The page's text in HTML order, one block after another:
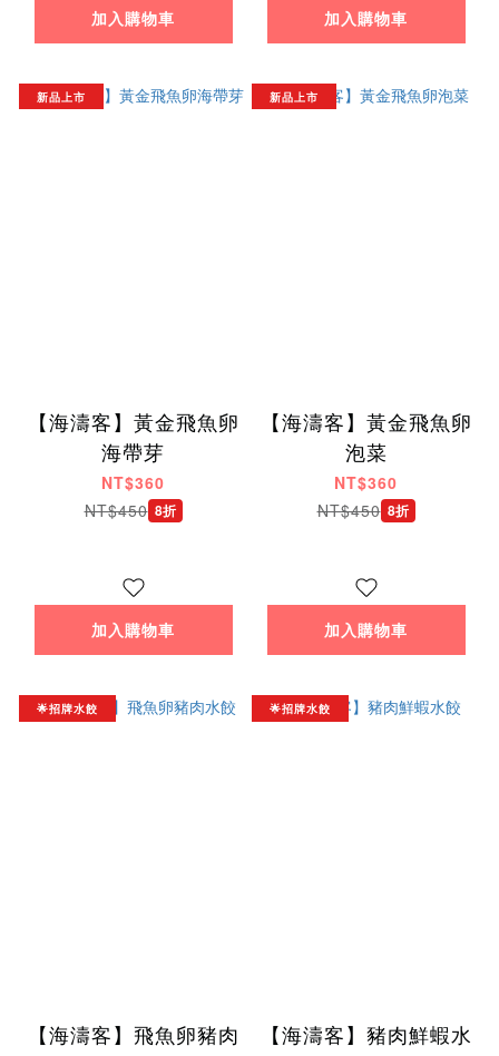
加入購物車 加入購物車
新品上市
【海濤客】黃金飛魚卵
海帶芽
NT$360
NT$450 8折
加入購物車
新品上市
【海濤客】黃金飛魚卵
泡菜
NT$360
NT$450 8折
加入購物車
🌟招牌水餃
【海濤客】飛魚卵豬肉
🌟招牌水餃
【海濤客】豬肉鮮蝦水